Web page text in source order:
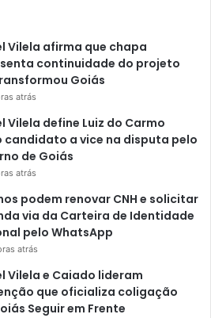
Vilela afirma que chapa
continuidade do projeto
Goiás
atrás
Vilela define Luiz do Carmo
candidato a vice na disputa pelo
de Goiás
atrás
podem renovar CNH e solicitar
via da Carteira de Identidade
pelo WhatsApp
atrás
Vilela e Caiado lideram
que oficializa coligação
Seguir em Frente